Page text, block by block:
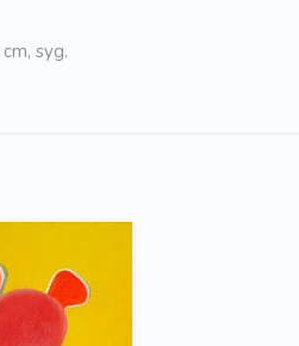
syg.